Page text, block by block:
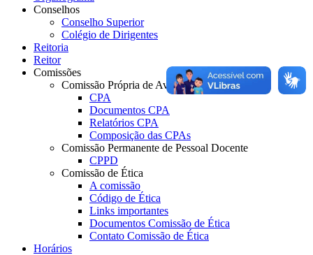
Conselhos
Conselho Superior
Colégio de Dirigentes
Reitoria
Reitor
Comissões
Comissão Própria de Avaliação
CPA
Documentos CPA
Relatórios CPA
Composição das CPAs
Comissão Permanente de Pessoal Docente
CPPD
Comissão de Ética
A comissão
Código de Ética
Links importantes
Documentos Comissão de Ética
Contato Comissão de Ética
Horários